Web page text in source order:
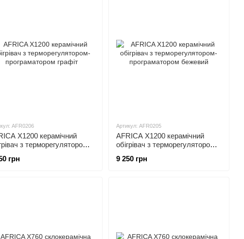
AFR0206
X1200 керамічний
з терморегулятором-
грн
Артикул: AFR0205
AFRICA X1200 керамічний
обігрівач з терморегулятором-
9 250 грн